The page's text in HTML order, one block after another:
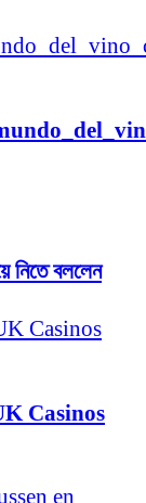
নিতে বললেন
Casinos